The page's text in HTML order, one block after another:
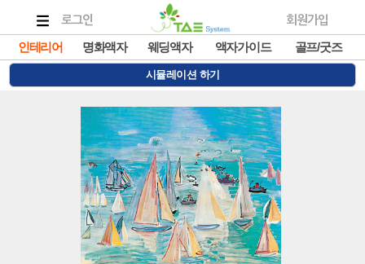
로그인 회원가입
인테리어 명화액자 웨딩액자 액자가이드 골프/굿즈
시뮬레이션 하기